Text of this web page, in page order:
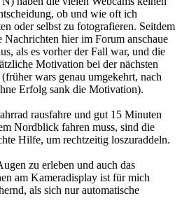
ob und wie oft ich
oder selbst zu fotografieren. Seitdem
hier im Forum anschaue
als es vorher der Fall war, und die
Motivation bei der nächsten
wars genau umgekehrt, nach
Erfolg sank die Motivation).
rausfahre und gut 15 Minuten
Nordblick fahren muss, sind die
Hilfe, um rechtzeitig loszuraddeln.
zu erleben und auch das
am Kameradisplay ist für mich
als sich nur automatische